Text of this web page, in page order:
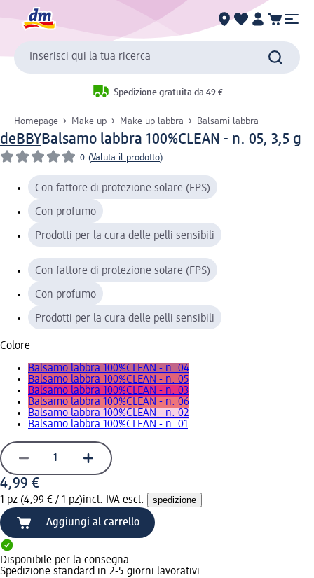
Inserisci qui la tua ricerca
Spedizione gratuita da 49 €
Homepage Make-up Make-up labbra Balsami labbra
deBBYBalsamo labbra 100%CLEAN - n. 05, 3,5 g
0 (Valuta il prodotto)
Con fattore di protezione solare (FPS)
Con profumo
Prodotti per la cura delle pelli sensibili
Con fattore di protezione solare (FPS)
Con profumo
Prodotti per la cura delle pelli sensibili
Colore
Balsamo labbra 100%CLEAN - n. 04
Balsamo labbra 100%CLEAN - n. 05
Balsamo labbra 100%CLEAN - n. 03
Balsamo labbra 100%CLEAN - n. 06
Balsamo labbra 100%CLEAN - n. 02
Balsamo labbra 100%CLEAN - n. 01
4,99 €
1 pz (4,99 € / 1 pz)incl. IVA escl. spedizione
Aggiungi al carrello
Disponibile per la consegna
Spedizione standard in 2-5 giorni lavorativi